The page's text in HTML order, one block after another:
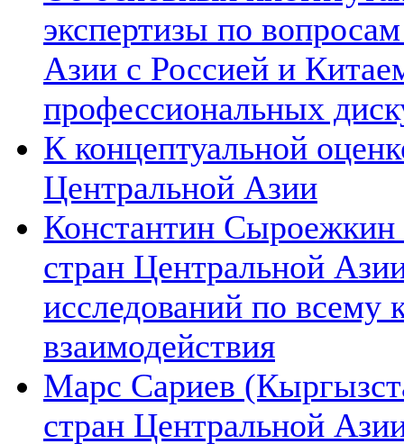
экспертизы по
Азии с Россией и
профессиональных
К концептуальной
Центральной Азии
Константин Сыроежкин
стран Центральной
исследований по всему
взаимодействия
Марс Сариев
стран Центральной